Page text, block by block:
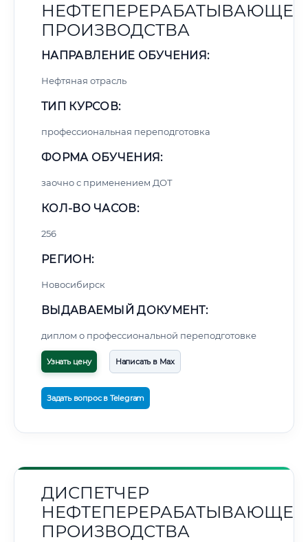
ПРОИЗВОДСТВА
НАПРАВЛЕНИЕ ОБУЧЕНИЯ:
Нефтяная отрасль
ТИП КУРСОВ:
профессиональная переподготовка
ФОРМА ОБУЧЕНИЯ:
заочно с применением ДОТ
КОЛ-ВО ЧАСОВ:
256
РЕГИОН:
Новосибирск
ВЫДАВАЕМЫЙ ДОКУМЕНТ:
диплом о профессиональной переподготовке
Узнать цену Написать в Max
Задать вопрос в Telegram
ДИСПЕТЧЕР
ПРОИЗВОДСТВА